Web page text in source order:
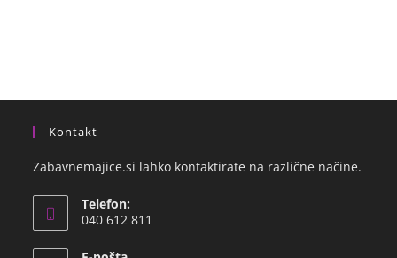
Kontakt
Zabavnemajice.si lahko kontaktirate na različne načine.
Telefon:
040 612 811